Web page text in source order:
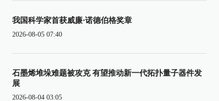
我国科学家首获威廉·诺德伯格奖章
2026-08-05 07:40
石墨烯堆垛难题被攻克 有望推动新一代拓扑量子器件发
展
2026-08-04 03:05